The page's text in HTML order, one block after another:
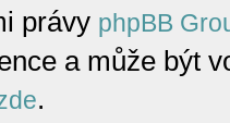
právy phpBB
a může být
.